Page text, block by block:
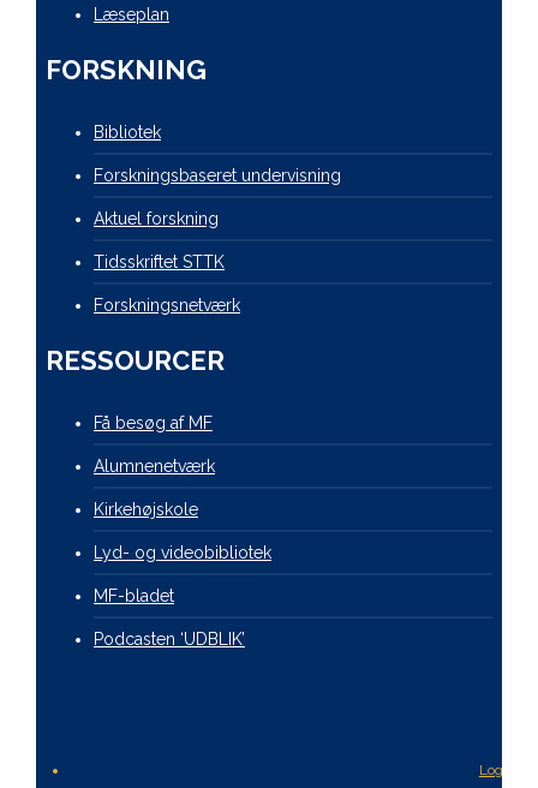
Læseplan
FORSKNING
Bibliotek
Forskningsbaseret undervisning
Aktuel forskning
Tidsskriftet STTK
Forskningsnetværk
RESSOURCER
Få besøg af MF
Alumnenetværk
Kirkehøjskole
Lyd- og videobibliotek
MF-bladet
Podcasten ‘UDBLIK’
Login